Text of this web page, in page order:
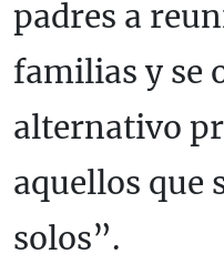
padres a
familias y se
alternativo
aquellos que
solos”.